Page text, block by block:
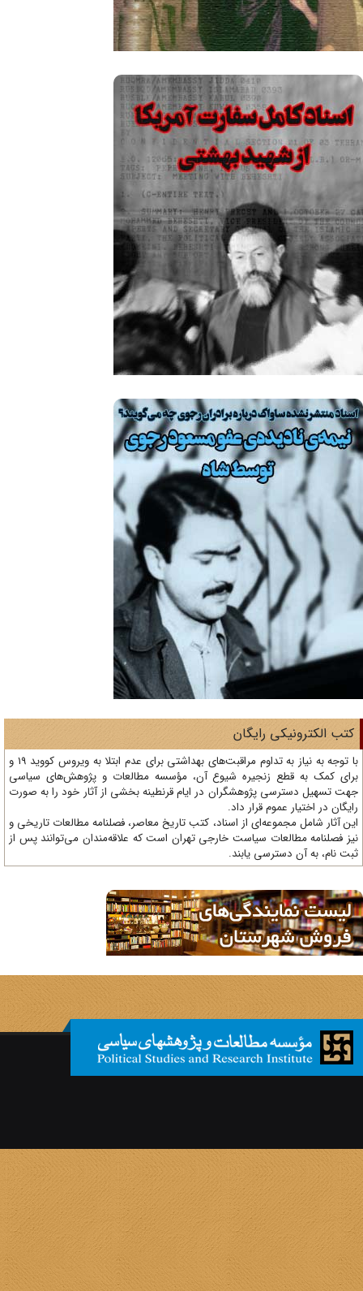
الکترونیکی رایگان
با توجه به نیاز به تداوم مراقبت‌های بهداشتی برای عدم ابتلا به ویروس کووید 19 و
کمک به قطع زنجیره شیوع آن، مؤسسه مطالعات و پژوهش‌های سیاسی
تسهیل دسترسی پژوهشگران در ایام قرنطینه بخشی از آثار خود را به صورت
در اختیار عموم قرار داد.
آثار شامل مجموعه‌ای از اسناد، کتب تاریخ معاصر، فصلنامه‌ مطالعات تاریخی و
فصلنامه مطالعات سیاست خارجی تهران است که علاقه‌مندان می‌توانند پس از
نام، به آن دسترسی یابند.